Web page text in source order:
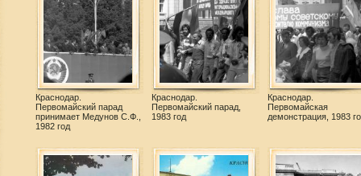
Краснодар.
Первомайский парад
принимает Медунов С.Ф.,
1982 год
Краснодар.
Первомайский парад,
1983 год
Краснодар.
Первомайская
демонстрация, 1983